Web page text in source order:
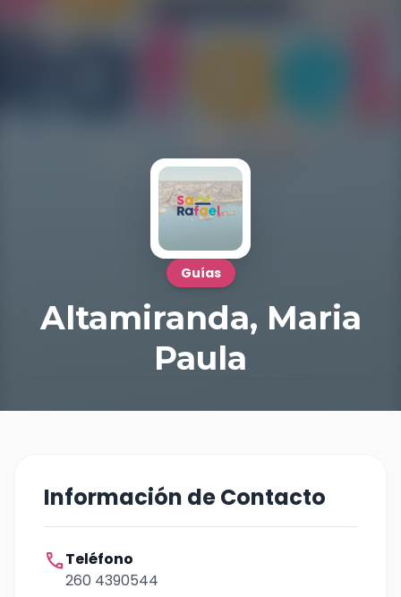
Guías
Altamiranda, Maria
Paula
Información de Contacto
callTeléfono
260 4390544